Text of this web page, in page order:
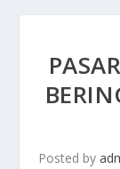
Posted by